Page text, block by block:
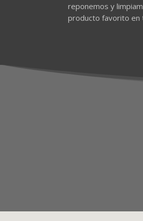
reponemos y
producto favorito en